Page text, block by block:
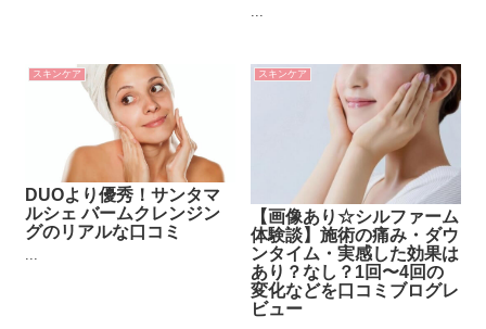
...
スキンケア
DUOより優秀！サンタマ
ルシェ バームクレンジン
グのリアルな口コミ
スキンケア
【画像あり☆シルファーム
体験談】施術の痛み・ダウ
ンタイム・実感した効果は
あり？なし？1回〜4回の
変化などを口コミブログレ
ビュー